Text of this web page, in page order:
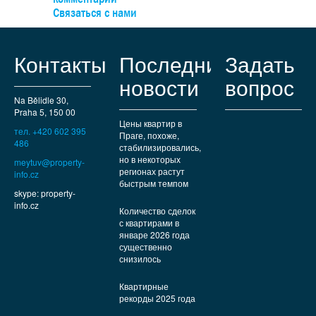
а на машине — быстро
Связаться с нами
Контакты
Na Bělidle 30,
Praha 5, 150 00
тел. +420 602 395
486
meytuv@property-
info.cz
skype: property-
info.cz
Последние
новости
Цены квартир в
Праге, похоже,
стабилизировались,
но в некоторых
регионах растут
быстрым темпом
Количество сделок
с квартирами в
январе 2026 года
существенно
снизилось
Квартирные
рекорды 2025 года
Задать
вопрос